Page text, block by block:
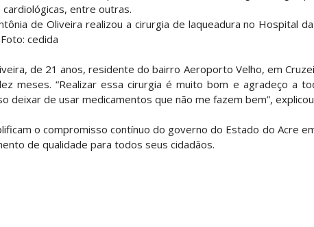
entre outras.
de Oliveira realizou a cirurgia de laqueadura no Hospital
cedida
de 21 anos, residente do bairro Aeroporto Velho, em
meses. “Realizar essa cirurgia é muito bom e agradeço a
deixar de usar medicamentos que não me fazem bem”,
o compromisso contínuo do governo do Estado do Acre
de qualidade para todos seus cidadãos.